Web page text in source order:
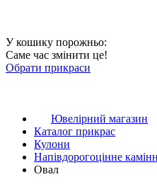
У кошику порожньо:
Саме час змінити це!
Обрати прикраси
Ювелірний магазин
Каталог прикрас
Кулони
Напівдорогоцінне
Овал